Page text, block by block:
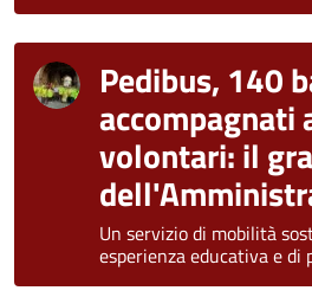
Pedibus, 140
accompagnati
volontari: il
Un servizio di mobilità
esperienza educativa e di